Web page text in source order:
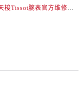
2026最新天梭Tissot腕表官方维修保养中心地址实地探访报告